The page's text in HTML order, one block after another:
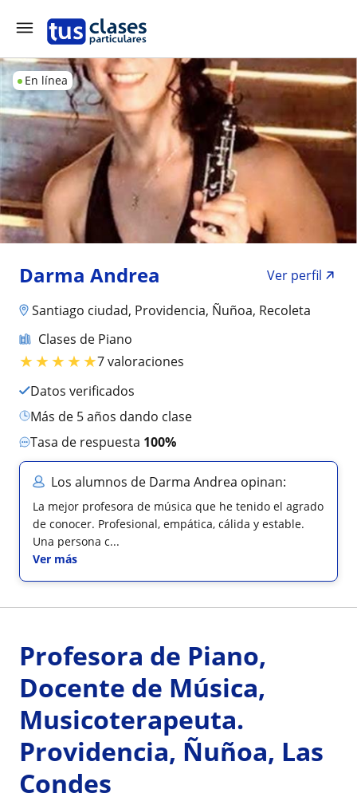
En línea
Darma Andrea
Ver perfil
Santiago ciudad, Providencia, Ñuñoa, Recoleta
Clases de Piano
★★★★★7 valoraciones
Datos verificados
más de 5 años dando clase
Tasa de respuesta 100%
Los alumnos de Darma Andrea opinan:
La mejor profesora de música que he tenido el agrado
de conocer. Profesional, empática, cálida y estable.
Una persona c...
Ver más
Profesora de Piano,
Docente de Música,
Musicoterapeuta.
Providencia, Ñuñoa, Las
Condes